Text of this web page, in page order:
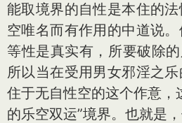
能取境界的自性是本住的
空唯名而有作用的中道说
等性是真实有，所要破除的
所以当在受用男女邪淫之
住于无自性空的这个作意，
的乐空双运”境界。也就是